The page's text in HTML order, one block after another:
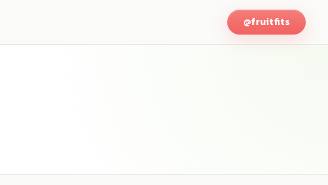
@fruitfits